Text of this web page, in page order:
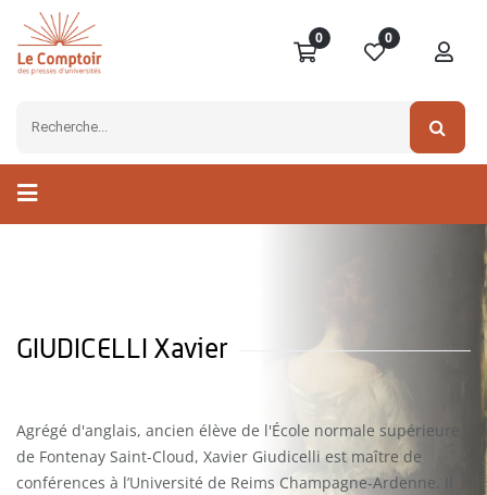
0 0
GIUDICELLI Xavier
Agrégé d'anglais, ancien élève de l'École normale supérieure
de Fontenay Saint-Cloud, Xavier Giudicelli est maître de
conférences à l’Université de Reims Champagne-Ardenne. Il